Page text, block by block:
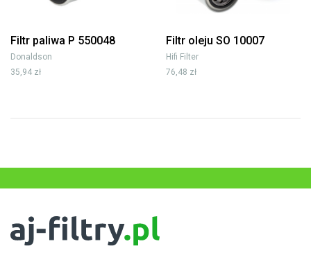
Filtr paliwa P 550048
Donaldson
35,94 zł
Filtr oleju SO 10007
Hifi Filter
76,48 zł